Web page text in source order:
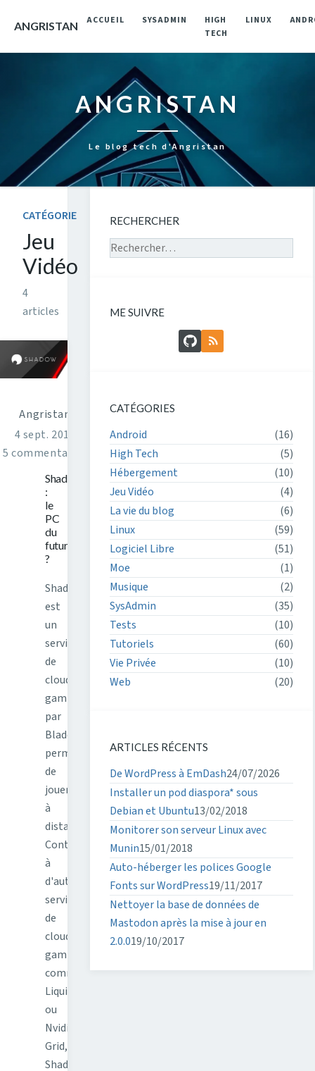
ANGRISTAN ACCUEIL SYSADMIN
HIGH
TECH
LINUX
ANGRISTAN
Le blog tech d'Angristan
CATÉGORIE
Jeu
Vidéo
4
articles
Angristan
4 sept. 2017
5 commentaires
Shadow
:
le
PC
du
futur
?
Shadow
est
un
service
de
cloud
gaming
par
Blade
permettant
de
jouer
à
distance.
Contrairement
à
d'autres
services
de
cloud
gaming
comme
LiquidSky
ou
Nvidia
Grid,
Shadow
RECHERCHER
Rechercher sur le site
ME SUIVRE
GitHubFlux RSS
CATÉGORIES
Android
(16)
High Tech
(5)
Hébergement
(10)
Jeu Vidéo
(4)
La vie du blog
(6)
Linux
(59)
Logiciel Libre
(51)
Moe
(1)
Musique
(2)
SysAdmin
(35)
Tests
(10)
Tutoriels
(60)
Vie Privée
(10)
Web
(20)
ARTICLES RÉCENTS
De WordPress à EmDash24/07/2026
Installer un pod diaspora* sous
Debian et Ubuntu13/02/2018
Monitorer son serveur Linux avec
Munin15/01/2018
Auto-héberger les polices Google
Fonts sur WordPress19/11/2017
Nettoyer la base de données de
Mastodon après la mise à jour en
2.0.019/10/2017